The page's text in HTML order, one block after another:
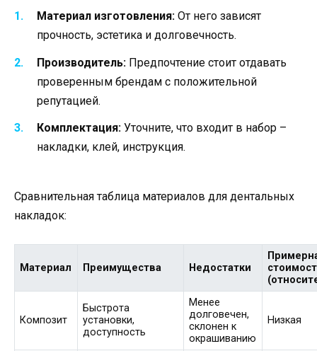
Материал изготовления: От него зависят
прочность, эстетика и долговечность.
Производитель: Предпочтение стоит отдавать
проверенным брендам с положительной
репутацией.
Комплектация: Уточните, что входит в набор –
накладки, клей, инструкция.
Сравнительная таблица материалов для дентальных
накладок:
Материал Преимущества Недостатки
Композит
Быстрота
установки,
доступность
Менее
долговечен,
склонен к
окрашиванию
Низкая